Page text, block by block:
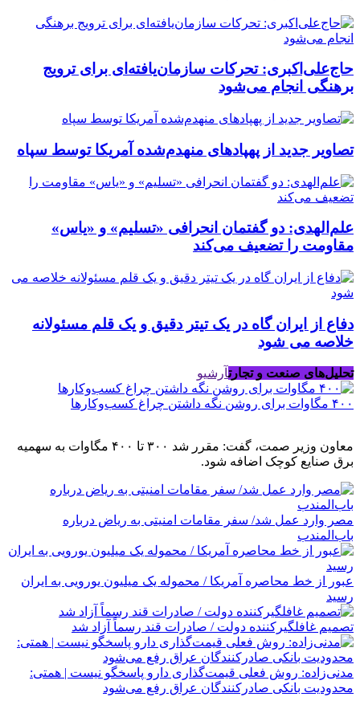
حاج‌علی‌اکبری: تحرکات سازمان‌یافته‌ای برای ترویج
برهنگی انجام می‌شود
تصاویر جدید از پهپادهای منهدم‌شده آمریکا توسط سپاه
علم‌الهدی: دو گفتمان انحرافی «تسلیم» و «یاس»
مقاومت را تضعیف می‌کند
دفاع از ایران گاه در یک تیتر دقیق و یک قلم مسئولانه
خلاصه می شود
تحلیل‌های صنعت و تجارتآرشیو
۴۰۰ مگاوات برای روشن نگه داشتن چراغ کسب‌وکار‌ها
معاون وزیر صمت، گفت: مقرر شد ۳۰۰ تا ۴۰۰ مگاوات به سهمیه
برق صنایع کوچک اضافه شود.
مصر وارد عمل شد/ سفر مقامات امنیتی به ریاض درباره
باب‌المندب
عبور از خط محاصره آمریکا / محموله یک میلیون یورویی به ایران
رسید
تصمیم غافلگیرکننده دولت / صادرات قند رسماً آزاد شد
مدنی‌زاده: روش فعلی قیمت‌گذاری دارو پاسخگو نیست | همتی:
محدودیت بانکی صادرکنندگان عراق رفع می‌شود